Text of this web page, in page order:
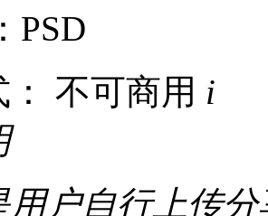
PSD
不可商用 i
用户自行上传